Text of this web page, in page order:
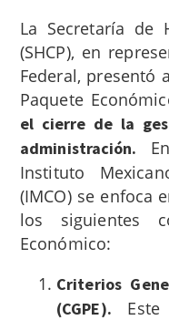
La Secretaría de
(SHCP), en
Federal, presentó
Paquete
el cierre de la
administración.
Instituto
(IMCO) se enfoca
los siguientes
Económico:
Criterios
(CGPE). Este